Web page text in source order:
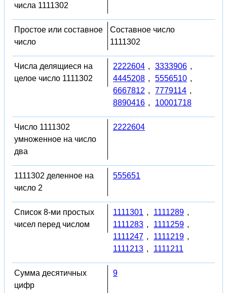
числа 1111302
Простое или составное
число
Составное число
1111302
Числа делящиеся на
целое число 1111302
2222604 , 3333906 ,
4445208 , 5556510 ,
6667812 , 7779114 ,
8890416 , 10001718
Число 1111302
умноженное на число
два
2222604
1111302 деленное на
число 2
555651
Список 8-ми простых
чисел перед числом
1111301 , 1111289 ,
1111283 , 1111259 ,
1111247 , 1111219 ,
1111213 , 1111211
Сумма десятичных
цифр
9